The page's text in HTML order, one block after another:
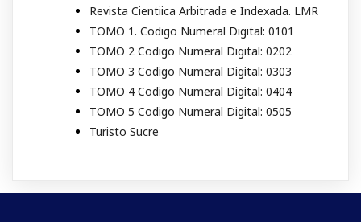
Revista Cientiica Arbitrada e Indexada. LMR
TOMO 1. Codigo Numeral Digital: 0101
TOMO 2 Codigo Numeral Digital: 0202
TOMO 3 Codigo Numeral Digital: 0303
TOMO 4 Codigo Numeral Digital: 0404
TOMO 5 Codigo Numeral Digital: 0505
Turisto Sucre